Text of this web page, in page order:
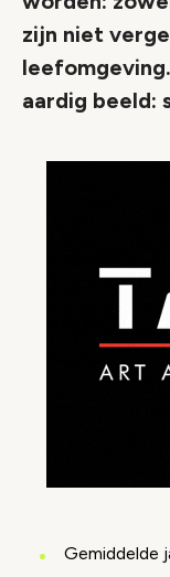
zijn niet
aardig beeld:
Gemiddelde